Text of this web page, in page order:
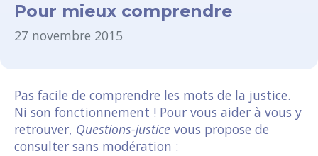
Pour mieux comprendre
27 novembre 2015
Pas facile de comprendre les mots de la justice.
Ni son fonctionnement ! Pour vous aider à vous y
retrouver, Questions-justice vous propose de
consulter sans modération :